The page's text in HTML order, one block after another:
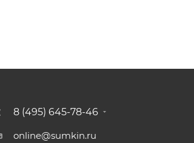
8 (495) 645-78-46
online@sumkin.ru